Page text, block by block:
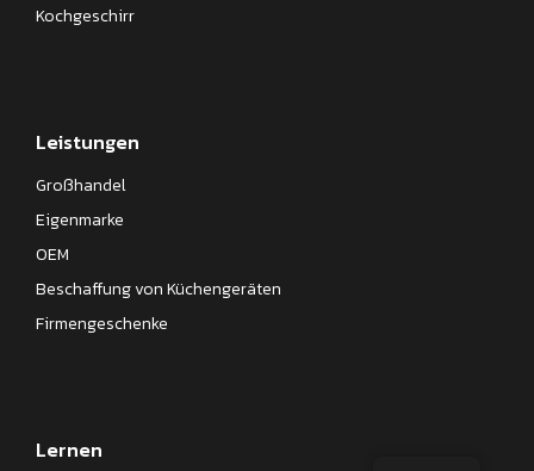
Kochgeschirr
Leistungen
Großhandel
Eigenmarke
OEM
Beschaffung von Küchengeräten
Firmengeschenke
Lernen